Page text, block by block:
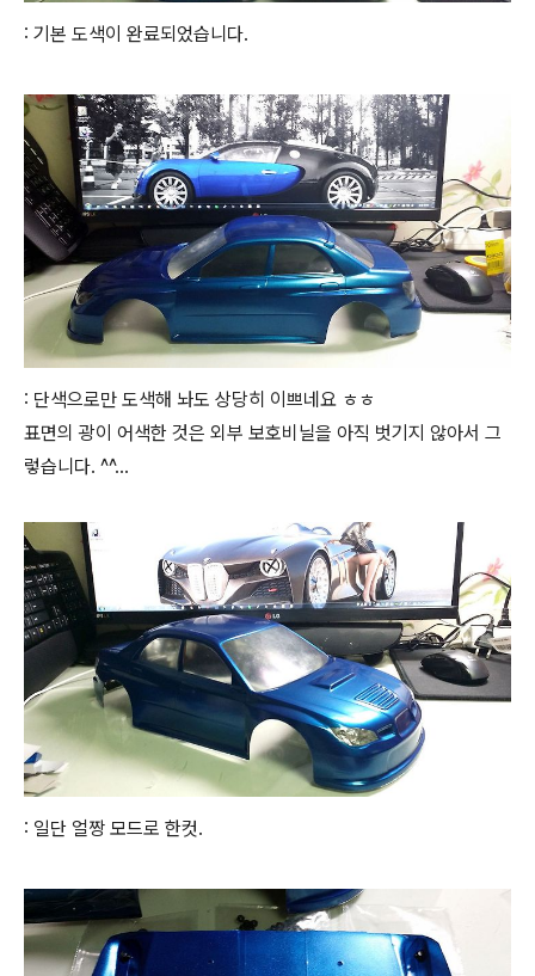
: 기본 도색이 완료되었습니다.
: 단색으로만 도색해 놔도 상당히 이쁘네요 ㅎㅎ
표면의 광이 어색한 것은 외부 보호비닐을 아직 벗기지 않아서 그
렇습니다. ^^...
: 일단 얼짱 모드로 한컷.